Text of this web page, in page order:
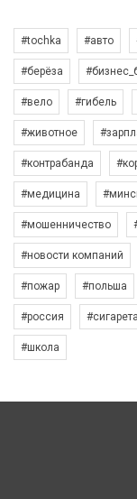
#tochka #авто
#берёза
#вело #гибель
#животное
#контрабанда
#медицина
#мошенничество
#новости компаний
#пожар #польша
#россия #сигарета
#школа